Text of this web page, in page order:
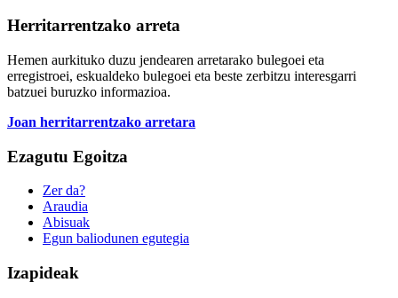
Herritarrentzako arreta
Hemen aurkituko duzu jendearen arretarako bulegoei eta
erregistroei, eskualdeko bulegoei eta beste zerbitzu interesgarri
batzuei buruzko informazioa.
Joan herritarrentzako arretara
Ezagutu Egoitza
Zer da?
Araudia
Abisuak
Egun baliodunen egutegia
Izapideak